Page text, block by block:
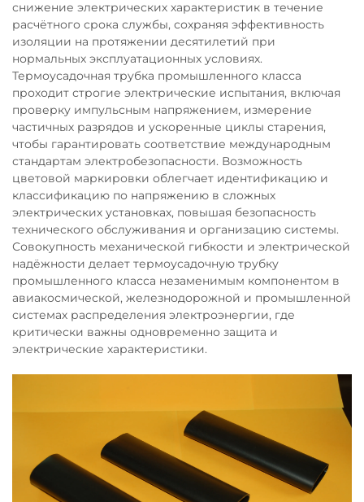
снижение электрических характеристик в течение
расчётного срока службы, сохраняя эффективность
изоляции на протяжении десятилетий при
нормальных эксплуатационных условиях.
Термоусадочная трубка промышленного класса
проходит строгие электрические испытания, включая
проверку импульсным напряжением, измерение
частичных разрядов и ускоренные циклы старения,
чтобы гарантировать соответствие международным
стандартам электробезопасности. Возможность
цветовой маркировки облегчает идентификацию и
классификацию по напряжению в сложных
электрических установках, повышая безопасность
технического обслуживания и организацию системы.
Совокупность механической гибкости и электрической
надёжности делает термоусадочную трубку
промышленного класса незаменимым компонентом в
авиакосмической, железнодорожной и промышленной
системах распределения электроэнергии, где
критически важны одновременно защита и
электрические характеристики.